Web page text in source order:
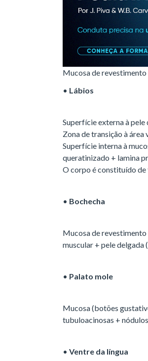
Mucosa de revestimento
• Lábios
Superfície externa à pele
Zona de transição à
Superfície interna à
queratinizado + lamina
O corpo é constituído
• Bochecha
Mucosa de revestimento
muscular + pele delgada
• Palato mole
Mucosa (botões
tubuloacinosas +
• Ventre da língua